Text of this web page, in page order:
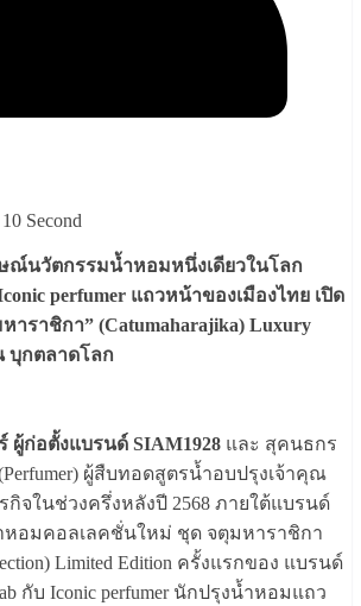
Second
ณ์นวัตกรรมน้ำหอมหนึ่งเดียวในโลก
perfumer แถวหน้าของเมืองไทย เปิด
าราชิกา” (Catumaharajika) Luxury
บุกตลาดโลก
ผู้ก่อตั้งแบรนด์ SIAM1928 และ สุคนธกร
ผู้สืบทอดสูตรน้ำอบปรุงเจ้าคุณ
กิจในช่วงครึ่งหลังปี 2568 ภายใต้แบรนด์
ำหอมคอลเลคชั่นใหม่ ชุด จตุมหาราชิกา
Limited Edition ครั้งแรกของ แบรนด์
กับ Iconic perfumer นักปรุงน้ำหอมแถว